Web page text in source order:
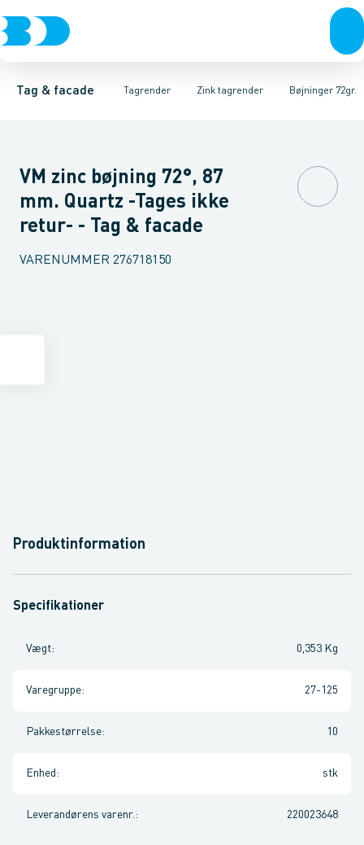
Tag & facade Tagrender
TagrenderPlader, coils & skifer Taginddækninger & taghætter
Zink tagrender
Zink tagrender Plast tagrender Stål tagrender Kobber
Bøjninger 72gr.
TagrenderNedløbsrørBøjninger 40gr.Bøjninger 60gr.
VM zinc bøjning 72°, 87
mm. Quartz -Tages ikke
retur- - Tag & facade
VARENUMMER 276718150
Produktinformation
Specifikationer
Vægt: 0,353 Kg
Varegruppe: 27-125
Pakkestørrelse: 10
Enhed : stk
Leverandørens varenr. : 220023648